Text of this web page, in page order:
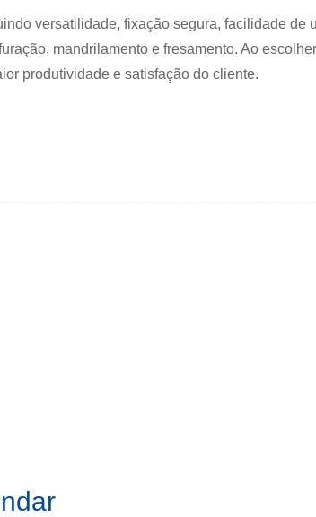
versatilidade, fixação segura, facilidade de
mandrilamento e fresamento. Ao
produtividade e satisfação do cliente.